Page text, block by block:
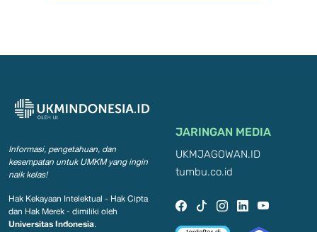
Informasi, pengetahuan, dan
kesempatan untuk UMKM yang ingin
naik kelas!
Hak Kekayaan Intelektual - Hak Cipta
dan Hak Merek - dimiliki oleh
Universitas Indonesia.
JARINGAN MEDIA
UKMJAGOWAN.ID
tumbu.co.id